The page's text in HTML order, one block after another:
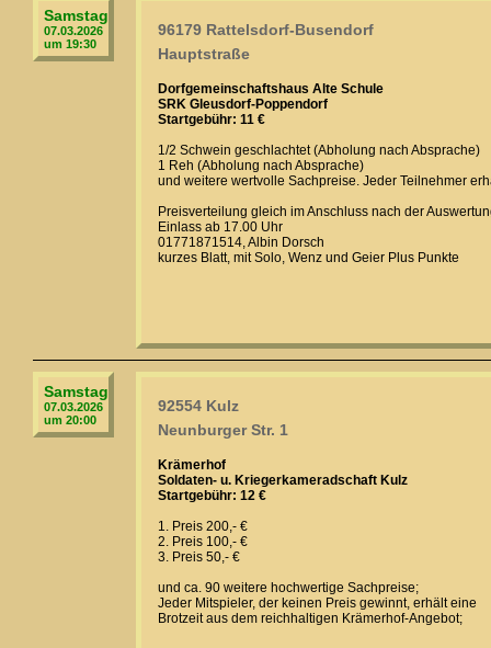
Samstag
07.03.2026
um 19:30
96179 Rattelsdorf-Busendorf
Hauptstraße
Dorfgemeinschaftshaus Alte Schule
SRK Gleusdorf-Poppendorf
Startgebühr: 11 €
1/2 Schwein geschlachtet (Abholung nach Absprache)
1 Reh (Abholung nach Absprache)
und weitere wertvolle Sachpreise. Jeder Teilnehmer
Preisverteilung gleich im Anschluss nach der
Einlass ab 17.00 Uhr
01771871514, Albin Dorsch
kurzes Blatt, mit Solo, Wenz und Geier Plus Punkte
Samstag
07.03.2026
um 20:00
92554 Kulz
Neunburger Str. 1
Krämerhof
Soldaten- u. Kriegerkameradschaft Kulz
Startgebühr: 12 €
1. Preis 200,- €
2. Preis 100,- €
3. Preis 50,- €
und ca. 90 weitere hochwertige Sachpreise;
Jeder Mitspieler, der keinen Preis gewinnt, erhält eine
Brotzeit aus dem reichhaltigen Krämerhof-Angebot;